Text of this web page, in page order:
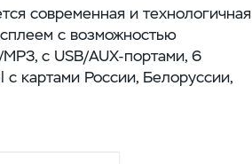
современная и технологичная
с возможностью
с USB/AUX-портами, 6
картами России, Белоруссии,